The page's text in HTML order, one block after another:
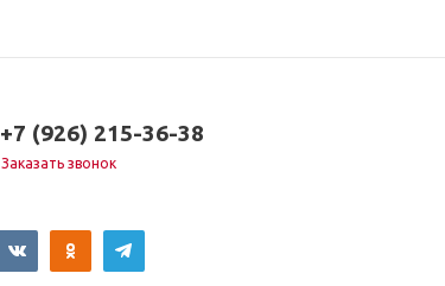
+7 (926) 215-36-38
Заказать звонок